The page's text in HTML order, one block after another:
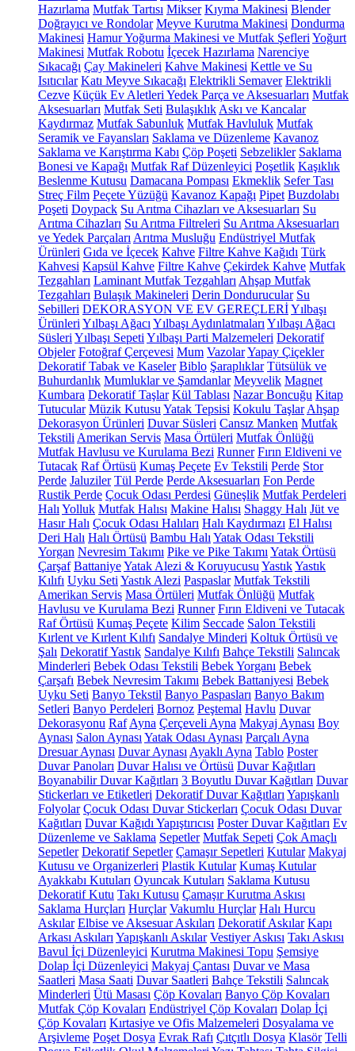
Hazırlama Mutfak Tartısı Mikser Kıyma Makinesi Blender
Doğrayıcı ve Rondolar Meyve Kurutma Makinesi Dondurma
Makinesi Hamur Yoğurma Makinesi ve Mutfak Şefleri Yoğurt
Makinesi Mutfak Robotu İçecek Hazırlama Narenciye
Sıkacağı Çay Makineleri Kahve Makinesi Kettle ve Su
Isıtıcılar Katı Meyve Sıkacağı Elektrikli Semaver Elektrikli
Cezve Küçük Ev Aletleri Yedek Parça ve Aksesuarları Mutfak
Aksesuarları Mutfak Seti Bulaşıklık Askı ve Kancalar
Kaydırmaz Mutfak Sabunluk Mutfak Havluluk Mutfak
Seramik ve Fayansları Saklama ve Düzenleme Kavanoz
Saklama ve Karıştırma Kabı Çöp Poşeti Sebzelikler Saklama
Bonesi ve Kapağı Mutfak Raf Düzenleyici Poşetlik Kaşıklık
Beslenme Kutusu Damacana Pompası Ekmeklik Sefer Tası
Streç Film Peçete Yüzüğü Kavanoz Kapağı Pipet Buzdolabı
Poşeti Doypack Su Arıtma Cihazları ve Aksesuarları Su
Arıtma Cihazları Su Arıtma Filtreleri Su Arıtma Aksesuarları
ve Yedek Parçaları Arıtma Musluğu Endüstriyel Mutfak
Ürünleri Gıda ve İçecek Kahve Filtre Kahve Kağıdı Türk
Kahvesi Kapsül Kahve Filtre Kahve Çekirdek Kahve Mutfak
Tezgahları Laminant Mutfak Tezgahları Ahşap Mutfak
Tezgahları Bulaşık Makineleri Derin Dondurucular Su
Sebilleri DEKORASYON VE EV GEREÇLERİYılbaşı
Ürünleri Yılbaşı Ağacı Yılbaşı Aydınlatmaları Yılbaşı Ağacı
Süsleri Yılbaşı Sepeti Yılbaşı Parti Malzemeleri Dekoratif
Objeler Fotoğraf Çerçevesi Mum VazolarYapay Çiçekler
Dekoratif Tabak ve Kaseler Biblo Şaraplıklar Tütsülük ve
Buhurdanlık Mumluklar ve Şamdanlar Meyvelik Magnet
Kumbara Dekoratif Taşlar Kül Tablası Nazar Boncuğu Kitap
Tutucular Müzik Kutusu Yatak Tepsisi Kokulu Taşlar Ahşap
Dekorasyon Ürünleri Duvar Süsleri Cansız Manken Mutfak
Tekstili Amerikan Servis Masa Örtüleri Mutfak Önlüğü
Mutfak Havlusu ve Kurulama Bezi Runner Fırın Eldiveni ve
Tutacak Raf Örtüsü Kumaş Peçete Ev Tekstili Perde Stor
Perde Jaluziler Tül Perde Perde Aksesuarları Fon Perde
Rustik Perde Çocuk Odası Perdesi Güneşlik Mutfak Perdeleri
Halı Yolluk Mutfak Halısı Makine Halısı Shaggy Halı Jüt ve
Hasır Halı Çocuk Odası Halıları Halı Kaydırmazı El Halısı
Deri Halı Halı Örtüsü Bambu Halı Yatak Odası Tekstili
Yorgan Nevresim Takımı Pike ve Pike Takımı Yatak Örtüsü
Çarşaf BattaniyeYatak Alezi & Koruyucusu YastıkYastık
Kılıfı Uyku Seti Yastık Alezi Paspaslar Mutfak Tekstili
Amerikan Servis Masa Örtüleri Mutfak Önlüğü Mutfak
Havlusu ve Kurulama Bezi Runner Fırın Eldiveni ve Tutacak
Raf Örtüsü Kumaş Peçete Kilim Seccade Salon Tekstili
Kırlent ve Kırlent Kılıfı Sandalye Minderi Koltuk Örtüsü ve
Şalı Dekoratif Yastık Sandalye Kılıfı Bahçe Tekstili Salıncak
Minderleri Bebek Odası Tekstili Bebek Yorganı Bebek
Çarşafı Bebek Nevresim Takımı Bebek Battaniyesi Bebek
Uyku Seti Banyo Tekstil Banyo Paspasları Banyo Bakım
Setleri Banyo Perdeleri Bornoz Peştemal Havlu Duvar
Dekorasyonu Raf Ayna Çerçeveli Ayna Makyaj Aynası Boy
Aynası Salon Aynası Yatak Odası Aynası Parçalı Ayna
Dresuar Aynası Duvar Aynası Ayaklı Ayna Tablo Poster
Duvar Panoları Duvar Halısı ve Örtüsü Duvar Kağıtları
Boyanabilir Duvar Kağıtları 3 Boyutlu Duvar Kağıtları Duvar
Stickerları ve Etiketleri Dekoratif Duvar Kağıtları Yapışkanlı
Folyolar Çocuk Odası Duvar Stickerları Çocuk Odası Duvar
Kağıtları Duvar Kağıdı Yapıştırıcısı Poster Duvar Kağıtları Ev
Düzenleme ve Saklama Sepetler Mutfak Sepeti Çok Amaçlı
Sepetler Dekoratif Sepetler Çamaşır Sepetleri Kutular Makyaj
Kutusu ve Organizerleri Plastik Kutular Kumaş Kutular
Ayakkabı Kutuları Oyuncak Kutuları Saklama Kutusu
Dekoratif Kutu Takı Kutusu Çamaşır Kurutma Askısı
Saklama Hurçları Hurçlar Vakumlu Hurçlar Halı Hurcu
Askılar Elbise ve Aksesuar Askıları Dekoratif Askılar Kapı
Arkası Askıları Yapışkanlı Askılar Vestiyer Askısı Takı Askısı
Bavul İçi Düzenleyici Kurutma Makinesi Topu Şemsiye
Dolap İçi Düzenleyici Makyaj Çantası Duvar ve Masa
Saatleri Masa Saati Duvar Saatleri Bahçe Tekstili Salıncak
Minderleri Ütü Masası Çöp Kovaları Banyo Çöp Kovaları
Mutfak Çöp Kovaları Endüstriyel Çöp Kovaları Dolap İçi
Çöp Kovaları Kırtasiye ve Ofis Malzemeleri Dosyalama ve
Arşivleme Poşet Dosya Evrak Rafı Çıtçıtlı Dosya Klasör Telli